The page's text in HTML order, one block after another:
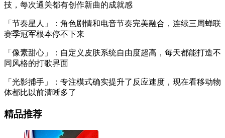
技，每次通关都有创作新曲的成就感
「节奏星人」：角色剧情和电音节奏完美融合，连续三周蝉联
赛季冠军根本停不下来
「像素甜心」：自定义皮肤系统自由度超高，每天都能打造不
同风格的打歌界面
「光影捕手」：专注模式确实提升了反应速度，现在看移动物
体都比以前清晰多了
精品推荐